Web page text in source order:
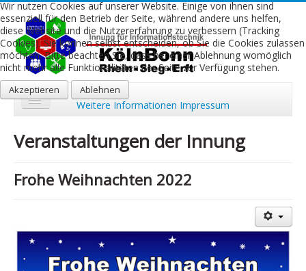
Über uns
Ausbildung
Fachbetriebe
Veranstaltungen der Innung
Frohe Weihnachten 2022
Wir nutzen Cookies auf unserer Website. Einige von ihnen sind
essenziell für den Betrieb der Seite, während andere uns helfen,
diese Website und die Nutzererfahrung zu verbessern (Tracking
Cookies). Sie können selbst entscheiden, ob Sie die Cookies zulassen
möchten. Bitte beachten Sie, dass bei einer Ablehnung womöglich
nicht mehr alle Funktionalitäten der Seite zur Verfügung stehen.
Akzeptieren Ablehnen
Weitere Informationen Impressum